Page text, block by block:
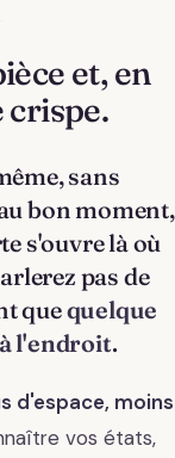
et, en
crispe.
sans
bon moment,
s'ouvre là où
pas de
quequelque
l'endroit.
d'espace, moins
vos états,